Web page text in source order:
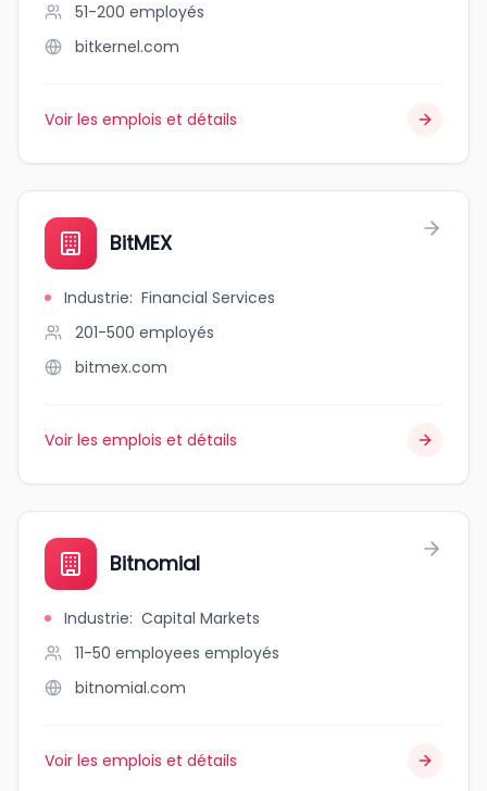
51-200 employés
bitkernel.com
Voir les emplois et détails
BitMEX
Industrie: Financial Services
201-500 employés
bitmex.com
Voir les emplois et détails
Bitnomial
Industrie: Capital Markets
11-50 employees employés
bitnomial.com
Voir les emplois et détails